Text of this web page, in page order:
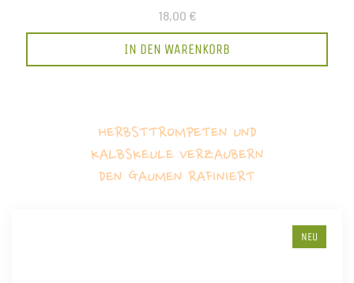
18,00 €
IN DEN WARENKORB
HERBSTTROMPETEN UND
KALBSKEULE VERZAUBERN
DEN GAUMEN RAFINIERT
NEU